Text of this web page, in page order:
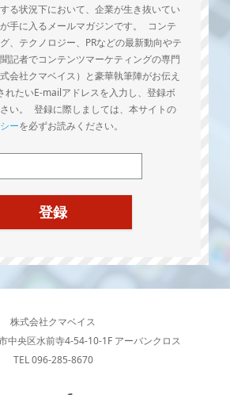
る状況下において、企業が生き抜いてい
手に入るメールマガジンです。 コンテ
、テクノロジー、PRなどの最新動向やテ
記者でコンテンツマーケティングの専門
会社クマベイス）と豪華執筆陣がお伝え
れたいE-mailアドレスを入力し、登録ボ
い。 登録に際しましては、本サイトの
ーを必ずお読みください。
株式会社クマベイス
中央区水前寺4-54-10-1F アーバンクロス
TEL 096-285-8670